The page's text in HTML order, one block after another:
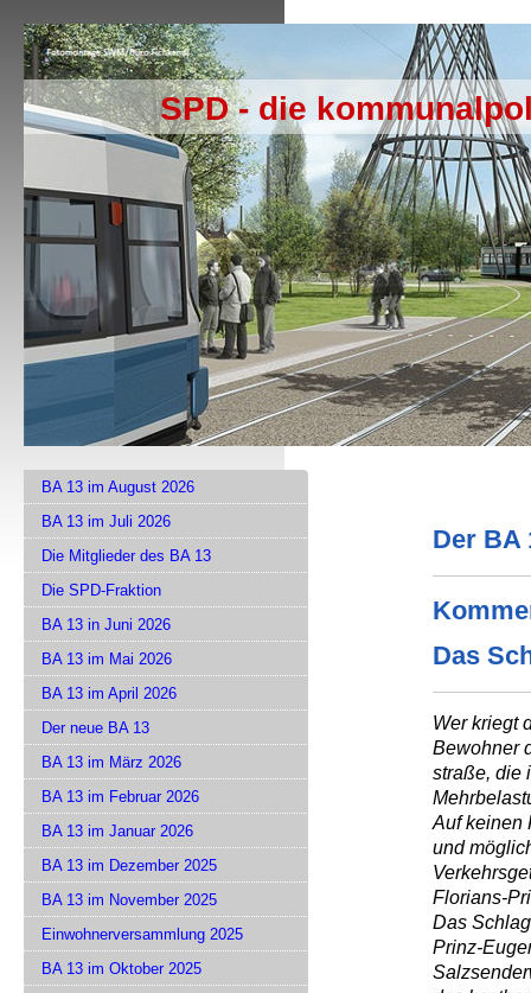
SPD - die
Der BA
Das
Wer kriegt
Bewohner
straße, die
Auf keinen
und
Florians-
Das
Prinz-
BA 13 im August 2026
BA 13 im Juli 2026
Die Mitglieder des BA 13
Die SPD-Fraktion
BA 13 in Juni 2026
BA 13 im Mai 2026
BA 13 im April 2026
Der neue BA 13
BA 13 im März 2026
BA 13 im Februar 2026
BA 13 im Januar 2026
BA 13 im Dezember 2025
BA 13 im November 2025
Einwohnerversammlung 2025
BA 13 im Oktober 2025